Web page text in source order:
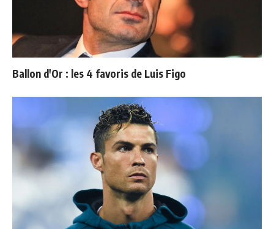
Ballon d'Or : les 4 favoris de Luis Figo